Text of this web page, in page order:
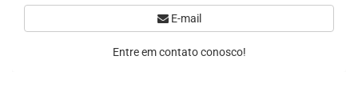
E-mail
Entre em contato conosco!